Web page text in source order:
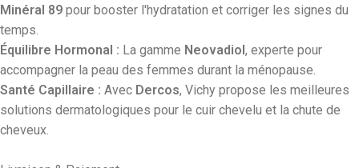
Minéral 89 pour booster l'hydratation et corriger les signes du
temps.
Équilibre Hormonal : La gamme Neovadiol, experte pour
accompagner la peau des femmes durant la ménopause.
Santé Capillaire : Avec Dercos, Vichy propose les meilleures
solutions dermatologiques pour le cuir chevelu et la chute de
cheveux.